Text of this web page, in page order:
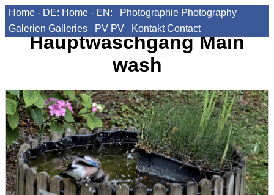
Home - DE: Home - EN: Photographie Photography
Galerien Galleries PV PV Kontakt Contact
HauptwaschgangMain
wash